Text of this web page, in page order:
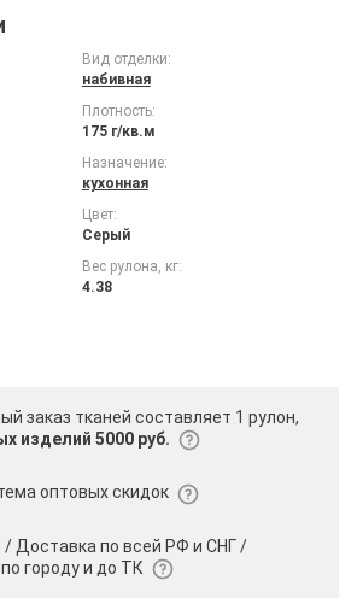
Вид отделки:
набивная
Плотность:
175 г/кв.м
Назначение:
кухонная
Цвет:
Серый
Вес рулона, кг:
4.38
заказ тканей составляет 1 рулон,
изделий 5000 руб.
оптовых скидок
Доставка по всей РФ и СНГ /
городу и до ТК